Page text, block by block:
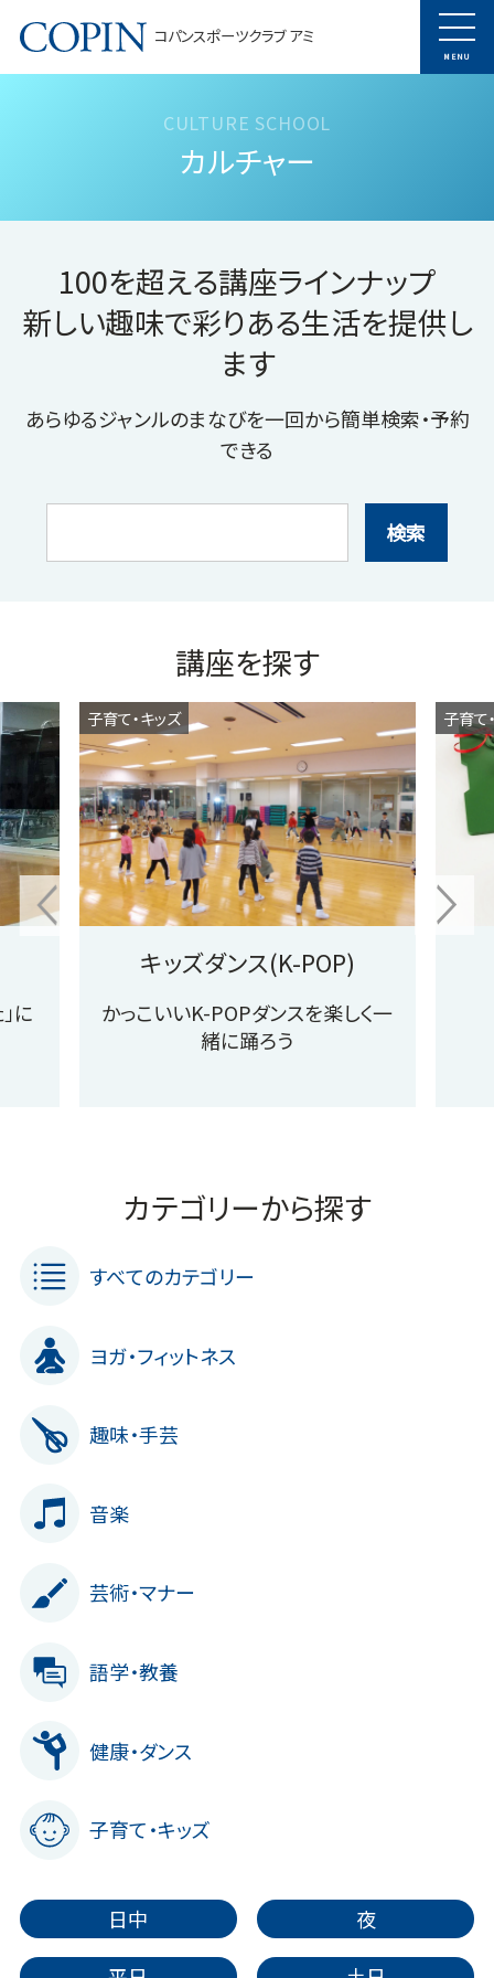
コパンスポーツクラブ アミ
MENU
カルチャー
100を超える講座ラインナップ
新しい趣味で彩りある生活を提供し
ます
あらゆるジャンルのまなびを一回から簡単検索・予約
できる
検索
講座を探す
に
キッズダンス(K-POP)
かっこいいK-POPダンスを楽しく一
緒に踊ろう
子育て・キッズ 子育て
カテゴリーから探す
すべてのカテゴリー
ヨガ・フィットネス
趣味・手芸
音楽
芸術・マナー
語学・教養
健康・ダンス
子育て・キッズ
日中 夜